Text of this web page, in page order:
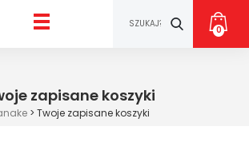
0
zapisane koszyki
> Twoje zapisane koszyki